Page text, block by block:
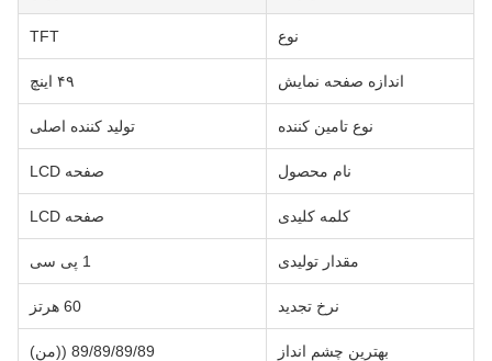
نوع TFT
اندازه صفحه نمایش ۴۹ اینچ
نوع تامین کننده تولید کننده اصلی
نام محصول صفحه LCD
کلمه کلیدی صفحه LCD
مقدار تولیدی
نرخ تجدید 60 هرتز
بهترین چشم انداز 89/89/89/89 ((من)